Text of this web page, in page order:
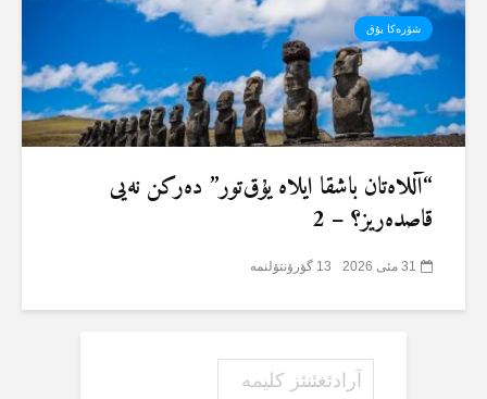
شۆرەکا یۇق
“آللاەتان باشقا ایلاە یۇق‌تور” دەرکن نەیی
قاصدەریز؟ – 2
31 مئی 2026 13 گؤرۆنتۆلنمە